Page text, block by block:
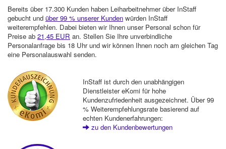
Bereits über 17.300 Kunden haben Leiharbeitnehmer über InStaff
gebucht und über 99 % unserer Kunden würden InStaff
weiterempfehlen. Dabei bieten wir Ihnen unser Personal schon für
Preise ab 21,45 EUR an. Stellen Sie Ihre unverbindliche
Personalanfrage bis 18 Uhr und wir können Ihnen noch am gleichen Tag
eine Personalauswahl senden.
InStaff ist durch den unabhängigen
Dienstleister eKomi für hohe
Kundenzufriedenheit ausgezeichnet. Über 99
% Weiterempfehlungsrate basierend auf
echten Kundenerfahrungen:
zu den Kundenbewertungen